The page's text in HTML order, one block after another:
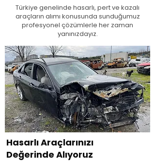
Türkiye genelinde hasarlı, pert ve kazalı
araçların alımı konusunda sunduğumuz
profesyonel çözümlerle her zaman
yanınızdayız.
Hasarlı Araçlarınızı
Değerinde Alıyoruz